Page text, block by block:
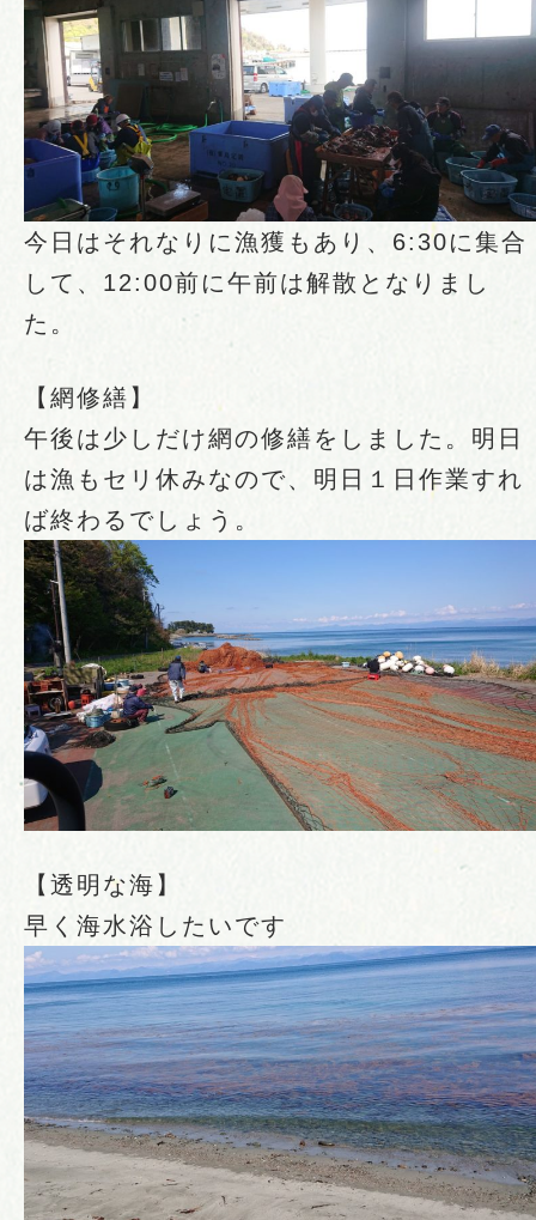
今日はそれなりに漁獲もあり、6:30に集合
して、12:00前に午前は解散となりまし
た。
【網修繕】
午後は少しだけ網の修繕をしました。明日
は漁もセリ休みなので、明日１日作業すれ
ば終わるでしょう。
【透明な海】
早く海水浴したいです